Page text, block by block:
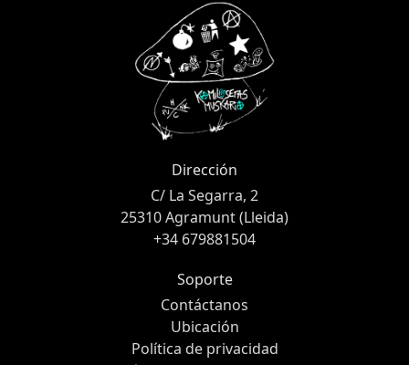
Dirección
C/ La Segarra, 2
25310 Agramunt (Lleida)
+34 679881504
Soporte
Contáctanos
Ubicación
Política de privacidad